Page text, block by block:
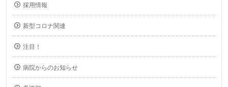
採用情報
新型コロナ関連
注目！
病院からのお知らせ